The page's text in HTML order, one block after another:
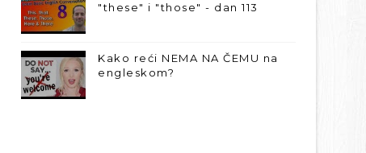
"these" i "those" - dan 113
Kako reći NEMA NA ČEMU na
engleskom?